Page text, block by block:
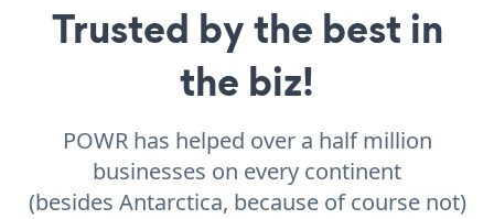
Trusted by the best in
the biz!
POWR has helped over a half million
businesses on every continent
(besides Antarctica, because of course not)